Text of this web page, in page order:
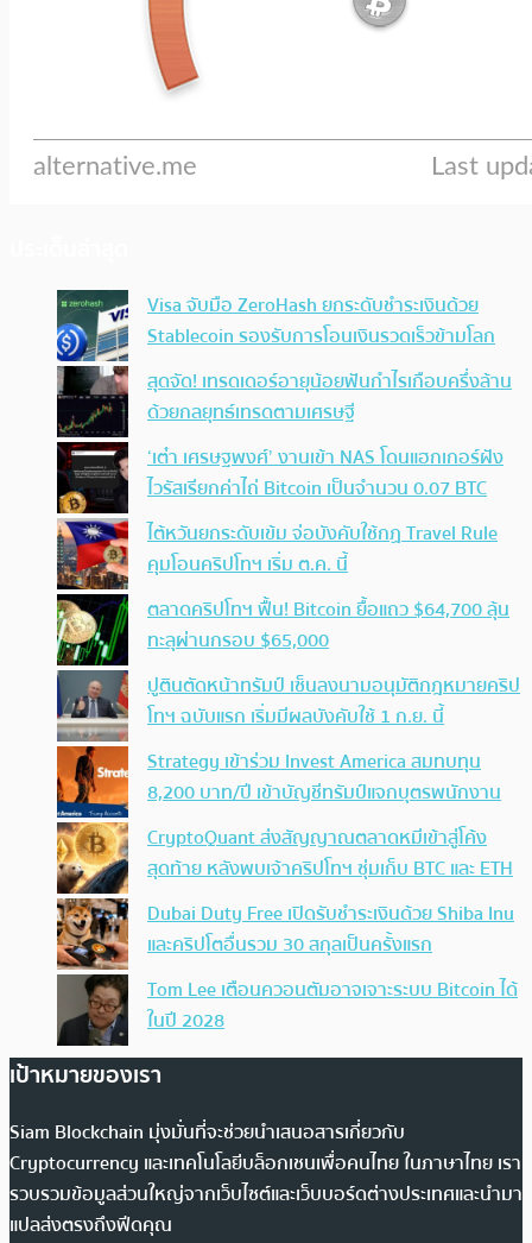
Visa จับมือ ZeroHash ยกระดับชำระเงินด้วย
Stablecoin รองรับการโอนเงินรวดเร็วข้ามโลก
สุดจัด! เทรดเดอร์อายุน้อยฟันกำไรเกือบครึ่งล้าน
ด้วยกลยุทธ์เทรดตามเศรษฐี
‘เต๋า เศรษฐพงศ์’ งานเข้า NAS โดนแฮกเกอร์ฝัง
ไวรัสเรียกค่าไถ่ Bitcoin เป็นจำนวน 0.07 BTC
ไต้หวันยกระดับเข้ม จ่อบังคับใช้กฏ Travel Rule
คุมโอนคริปโทฯ เริ่ม ต.ค. นี้
ตลาดคริปโทฯ ฟื้น! Bitcoin ยื้อแถว $64,700 ลุ้น
ทะลุผ่านกรอบ $65,000
ปูตินตัดหน้าทรัมป์ เซ็นลงนามอนุมัติกฎหมายคริป
โทฯ ฉบับแรก เริ่มมีผลบังคับใช้ 1 ก.ย. นี้
Strategy เข้าร่วม Invest America สมทบทุน
8,200 บาท/ปี เข้าบัญชีทรัมป์แจกบุตรพนักงาน
CryptoQuant ส่งสัญญาณตลาดหมีเข้าสู่โค้ง
สุดท้าย หลังพบเจ้าคริปโทฯ ซุ่มเก็บ BTC และ ETH
Dubai Duty Free เปิดรับชำระเงินด้วย Shiba Inu
และคริปโตอื่นรวม 30 สกุลเป็นครั้งแรก
Tom Lee เตือนควอนตัมอาจเจาะระบบ Bitcoin ได้
ในปี 2028
เป้าหมายของเรา
Siam Blockchain มุ่งมั่นที่จะช่วยนำเสนอสารเกี่ยวกับ
Cryptocurrency และเทคโนโลยีบล็อกเชนเพื่อคนไทย ในภาษาไทย เรา
รวบรวมข้อมูลส่วนใหญ่จากเว็บไซต์และเว็บบอร์ดต่างประเทศและนำมา
แปลส่งตรงถึงฟีดคุณ